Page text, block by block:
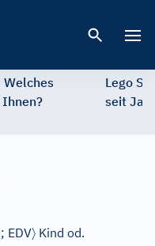
Welches
Lego
seit
EDV〉 Kind od.